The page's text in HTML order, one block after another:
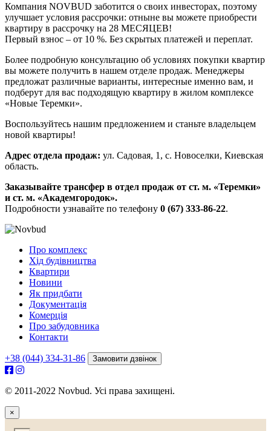
Компания NOVBUD заботится о своих инвесторах, поэтому
улучшает условия рассрочки: отныне вы можете приобрести
квартиру в рассрочку на 28 МЕСЯЦЕВ!
Первый взнос – от 10 %. Без скрытых платежей и переплат.
Более подробную консультацию об условиях покупки квартир
вы можете получить в нашем отделе продаж. Менеджеры
предложат различные варианты, интересные именно вам, и
подберут для вас подходящую квартиру в жилом комплексе
«Новые Теремки».
Воспользуйтесь нашим предложением и станьте владельцем
новой квартиры!
Адрес отдела продаж: ул. Садовая, 1, с. Новоселки, Киевская
область.
Заказывайте трансфер в отдел продаж от ст. м. «Теремки»
и ст. м. «Академгородок».
Подробности узнавайте по телефону 0 (67) 333-86-22.
Про комплекс
Хід будівництва
Квартири
Новини
Як придбати
Документація
Комерція
Про забудовника
Контакти
+38 (044) 334-31-86 Замовити дзвінок
© 2011-2022 Novbud. Усі права захищені.
×